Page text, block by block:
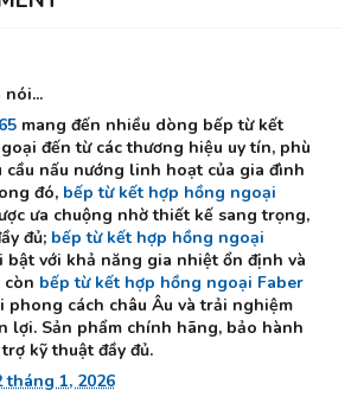
nói...
mang đến nhiều dòng bếp từ kết
đến từ các thương hiệu uy tín, phù
cầu nấu nướng linh hoạt của gia đình
đó, bếp từ kết hợp hồng ngoại
ưa chuộng nhờ thiết kế sang trọng,
đủ; bếp từ kết hợp hồng ngoại
bật với khả năng gia nhiệt ổn định và
còn bếp từ kết hợp hồng ngoại Faber
phong cách châu Âu và trải nghiệm
lợi. Sản phẩm chính hãng, bảo hành
kỹ thuật đầy đủ.
tháng 1, 2026